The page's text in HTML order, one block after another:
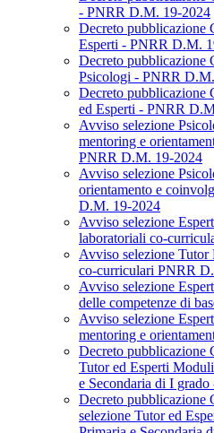
- PNRR D.M. 19-2024
Decreto pubblicazione
Esperti - PNRR D.M.
Decreto pubblicazione
Psicologi - PNRR
Decreto pubblicazione
ed Esperti - PNRR
Avviso selezione
mentoring e
PNRR D.M. 19-2024
Avviso selezione
orientamento e
D.M. 19-2024
Avviso selezione
laboratoriali co-
Avviso selezione
co-curriculari PNRR
Avviso selezione
delle competenze di
Avviso selezione
mentoring e
Decreto pubblicazione
Tutor ed Esperti
e Secondaria di I
Decreto pubblicazione
selezione Tutor ed